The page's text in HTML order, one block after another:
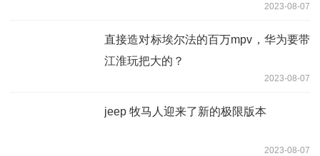
2023-08-07
直接造对标埃尔法的百万mpv，华为要带
江淮玩把大的？
2023-08-07
jeep 牧马人迎来了新的极限版本
2023-08-07